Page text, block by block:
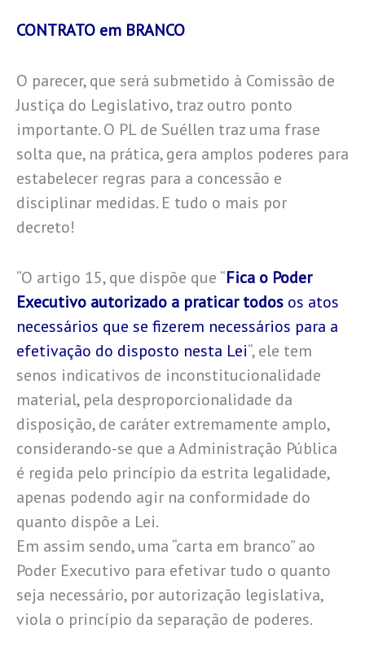
CONTRATO em BRANCO
O parecer, que será submetido à Comissão de
Justiça do Legislativo, traz outro ponto
importante. O PL de Suéllen traz uma frase
solta que, na prática, gera amplos poderes para
estabelecer regras para a concessão e
disciplinar medidas. E tudo o mais por
decreto!
“O artigo 15, que dispõe que “Fica o Poder
Executivo autorizado a praticar todos os atos
necessários que se fizerem necessários para a
efetivação do disposto nesta Lei“, ele tem
senos indicativos de inconstitucionalidade
material, pela desproporcionalidade da
disposição, de caráter extremamente amplo,
considerando-se que a Administração Pública
é regida pelo princípio da estrita legalidade,
apenas podendo agir na conformidade do
quanto dispõe a Lei.
Em assim sendo, uma “carta em branco” ao
Poder Executivo para efetivar tudo o quanto
seja necessário, por autorização legislativa,
viola o princípio da separação de poderes.